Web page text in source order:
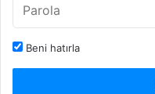
Beni hatırla